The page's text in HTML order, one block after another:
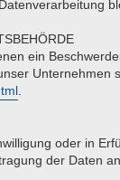
ein
oder in
der Daten